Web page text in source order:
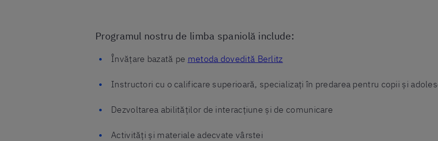
Programul nostru de limba spaniolă include:
Învățare bazată pe metoda dovedită Berlitz
Instructori cu o calificare superioară, specializați în predarea pentru copii și
Dezvoltarea abilităților de interacțiune și de comunicare
Activități și materiale adecvate vârstei